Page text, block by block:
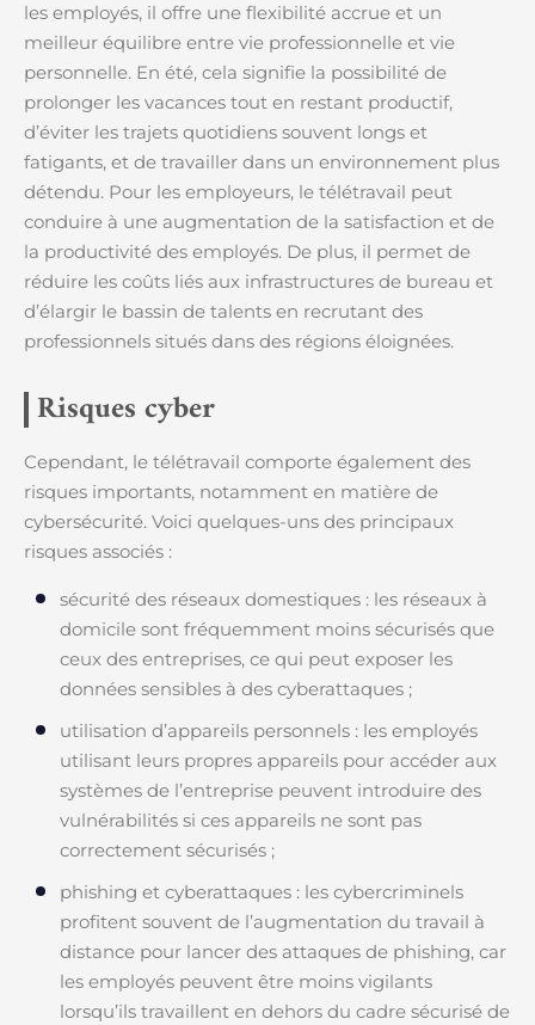
les employés, il offre une flexibilité accrue et un
meilleur équilibre entre vie professionnelle et vie
personnelle. En été, cela signifie la possibilité de
prolonger les vacances tout en restant productif,
d’éviter les trajets quotidiens souvent longs et
fatigants, et de travailler dans un environnement plus
détendu. Pour les employeurs, le télétravail peut
conduire à une augmentation de la satisfaction et de
la productivité des employés. De plus, il permet de
réduire les coûts liés aux infrastructures de bureau et
d’élargir le bassin de talents en recrutant des
professionnels situés dans des régions éloignées.
Risques cyber
Cependant, le télétravail comporte également des
risques importants, notamment en matière de
cybersécurité. Voici quelques-uns des principaux
risques associés :
sécurité des réseaux domestiques : les réseaux à
domicile sont fréquemment moins sécurisés que
ceux des entreprises, ce qui peut exposer les
données sensibles à des cyberattaques ;
utilisation d’appareils personnels : les employés
utilisant leurs propres appareils pour accéder aux
systèmes de l’entreprise peuvent introduire des
vulnérabilités si ces appareils ne sont pas
correctement sécurisés ;
phishing et cyberattaques : les cybercriminels
profitent souvent de l’augmentation du travail à
distance pour lancer des attaques de phishing, car
les employés peuvent être moins vigilants
lorsqu’ils travaillent en dehors du cadre sécurisé de